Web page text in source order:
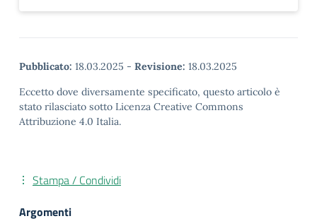
Pubblicato: 18.03.2025 - Revisione: 18.03.2025
Eccetto dove diversamente specificato, questo articolo è
stato rilasciato sotto Licenza Creative Commons
Attribuzione 4.0 Italia.
Stampa / Condividi
Argomenti